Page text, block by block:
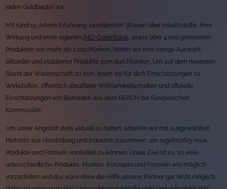
jeden Geldbeutel vor.
Mit rund 15 Jahren Erfahrung, exzellentem Wissen über Inhaltsstoffe, ihrer
Wirkung und einer eigenen
INCI-Datenbank, sowie über 4.000 getesteten
Produkten von mehr als 1.000 Marken, bieten wir eine riesige Auswahl
aktueller und etablierter Produkte zum durchforsten. Um auf dem neuesten
Stand der Wissenschaft zu sein, lesen wir für dich Einschätzungen zu
Wirkstoffen, öffentlich abrufbare Wirksamkeitsstudien und offizielle
Einschätzungen von Behörden wie dem REACH der Europäischen
Kommission.
Um unser Angebot stets aktuell zu halten, arbeiten wir mit ausgewählten
Partnern aus Herstellung und Industrie zusammen, um regelmäßig neue
Produkte und Formeln vorstellen zu können. Unser Ziel ist es, so viele
unterschiedliche Produkte, Marken, Konzepte und Formeln wie möglich
vorzustellen und das wäre ohne die Hilfe unserer Partner gar nicht möglich.